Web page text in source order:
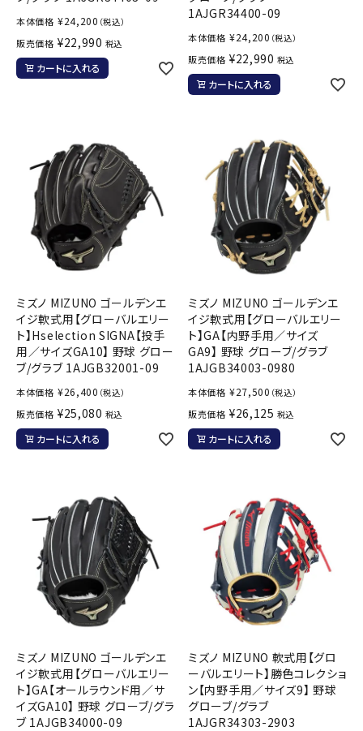
本体価格 ¥24,200 （税込）
販売価格 ¥22,990 税込
カートに入れる
1AJGR34400-09
本体価格 ¥24,200 （税込）
販売価格 ¥22,990 税込
カートに入れる
ミズノ MIZUNO ゴールデンエ
イジ軟式用【グローバルエリー
ト】Hselection SIGNA【投手
用／サイズGA10】 野球 グロー
ブ/グラブ 1AJGB32001-09
本体価格 ¥26,400 （税込）
販売価格 ¥25,080 税込
カートに入れる
ミズノ MIZUNO ゴールデンエ
イジ軟式用【グローバルエリー
ト】GA【内野手用／サイズ
GA9】 野球 グローブ/グラブ
1AJGB34003-0980
本体価格 ¥27,500 （税込）
販売価格 ¥26,125 税込
カートに入れる
ミズノ MIZUNO ゴールデンエ
イジ軟式用【グローバルエリー
ト】GA【オールラウンド用／サ
イズGA10】 野球 グローブ/グラ
ブ 1AJGB34000-09
ミズノ MIZUNO 軟式用【グロ
ーバルエリート】勝色コレクショ
ン【内野手用／サイズ9】 野球
グローブ/グラブ
1AJGR34303-2903